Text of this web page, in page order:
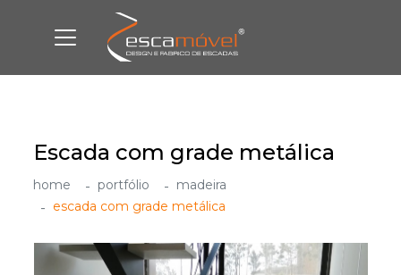
Escada com grade metálica
home portfólio
madeira
escada com grade metálica